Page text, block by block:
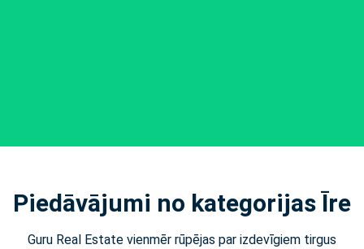
Piedāvājumi no kategorijas Īre
Guru Real Estate vienmēr rūpējas par izdevīgiem tirgus